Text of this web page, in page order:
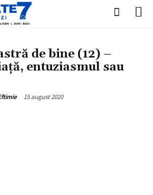
de bine (12) –
entuziasmul sau
15 august 2020